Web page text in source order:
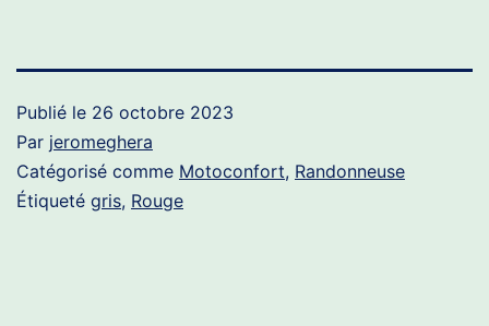
Publié le 26 octobre 2023
Par jeromeghera
Catégorisé comme Motoconfort, Randonneuse
Étiqueté gris, Rouge